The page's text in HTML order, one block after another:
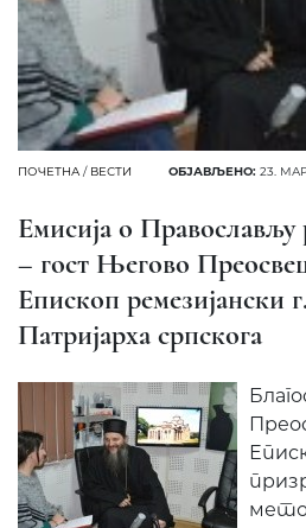
ПОЧЕТНА / ВЕСТИ ОБЈАВЉЕНО: 23.
Емисија о Православљу
– гост Његово
Епископ ремезијански
Патријарха српскога